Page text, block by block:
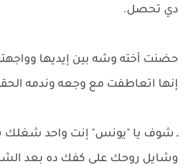
دي تحصل.
حضنت أخته وشه بين إيديها
إنها اتعاطفت مع وجعه وندمه
ـ شوف يا "يونس" إنت واحد شغلك
وشايل روحك على كفك ده بعد الشر